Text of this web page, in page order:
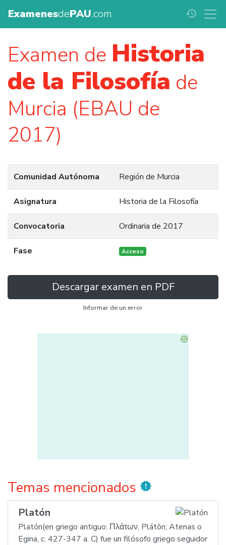
ExamenesdePAU.com history
Examen de Historia
de la Filosofía de
Murcia (EBAU de
2017)
Comunidad Autónoma Región de Murcia
Asignatura Historia de la Filosofía
Convocatoria Ordinaria de 2017
Fase Acceso
Descargar examen en PDF
Informar de un error
Temas mencionados new_releases
Platón
Platón(en griego antiguo: Πλάτων, Plátōn; Atenas o
Egina, c. 427-347 a. C) fue un filósofo griego seguidor